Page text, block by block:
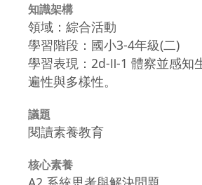
知識架構
領域：綜合活動
學習階段：國小3-4年級(二)
學習表現：2d-Ⅱ-1 體察並感知
遍性與多樣性。
議題
閱讀素養教育
核心素養